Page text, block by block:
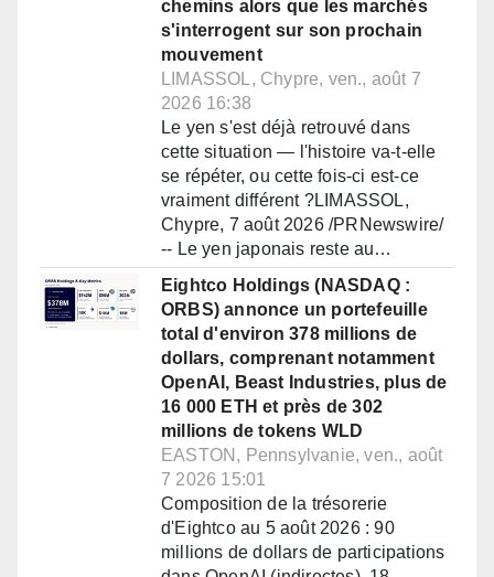
chemins alors que les marchés
s'interrogent sur son prochain
mouvement
LIMASSOL, Chypre, ven., août 7
2026 16:38
Le yen s'est déjà retrouvé dans
cette situation — l'histoire va-t-elle
se répéter, ou cette fois-ci est-ce
vraiment différent ?LIMASSOL,
Chypre, 7 août 2026 /PRNewswire/
-- Le yen japonais reste au…
Eightco Holdings (NASDAQ :
ORBS) annonce un portefeuille
total d'environ 378 millions de
dollars, comprenant notamment
OpenAI, Beast Industries, plus de
16 000 ETH et près de 302
millions de tokens WLD
EASTON, Pennsylvanie, ven., août
7 2026 15:01
Composition de la trésorerie
d'Eightco au 5 août 2026 : 90
millions de dollars de participations